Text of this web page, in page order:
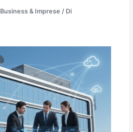
Business & Imprese / Di